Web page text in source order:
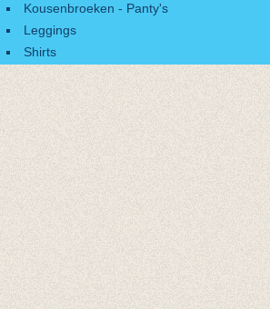
Kousenbroeken - Panty's
Leggings
Shirts